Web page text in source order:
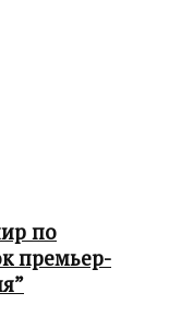
по
премьер-